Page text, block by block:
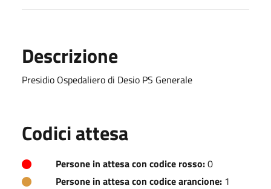
Descrizione
Presidio Ospedaliero di Desio PS Generale
Codici attesa
Persone in attesa con codice rosso:0
Persone in attesa con codice arancione: 1